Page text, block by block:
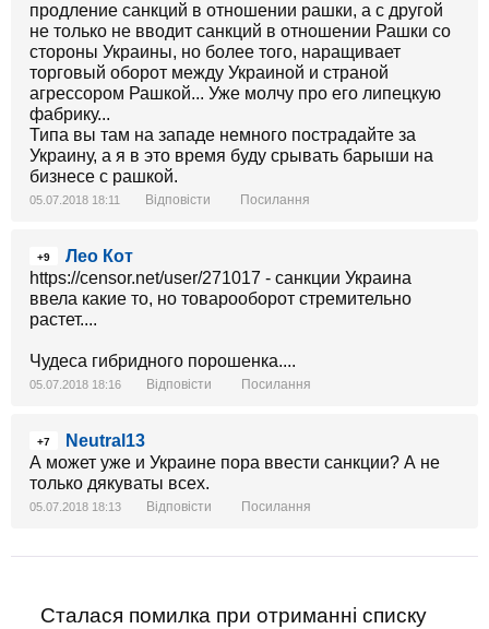
продление санкций в отношении рашки, а с другой
не только не вводит санкций в отношении Рашки со
стороны Украины, но более того, наращивает
торговый оборот между Украиной и страной
агрессором Рашкой... Уже молчу про его липецкую
фабрику...
Типа вы там на западе немного пострадайте за
Украину, а я в это время буду срывать барыши на
бизнесе с рашкой.
05.07.2018 18:11 Відповісти Посилання
+9
Лео Кот
https://censor.net/user/271017 - санкции Украина
ввела какие то, но товарооборот стремительно
растет....
Чудеса гибридного порошенка....
05.07.2018 18:16 Відповісти Посилання
+7
Neutral13
А может уже и Украине пора ввести санкции? А не
только дякуваты всех.
05.07.2018 18:13 Відповісти Посилання
Сталася помилка при отриманні списку